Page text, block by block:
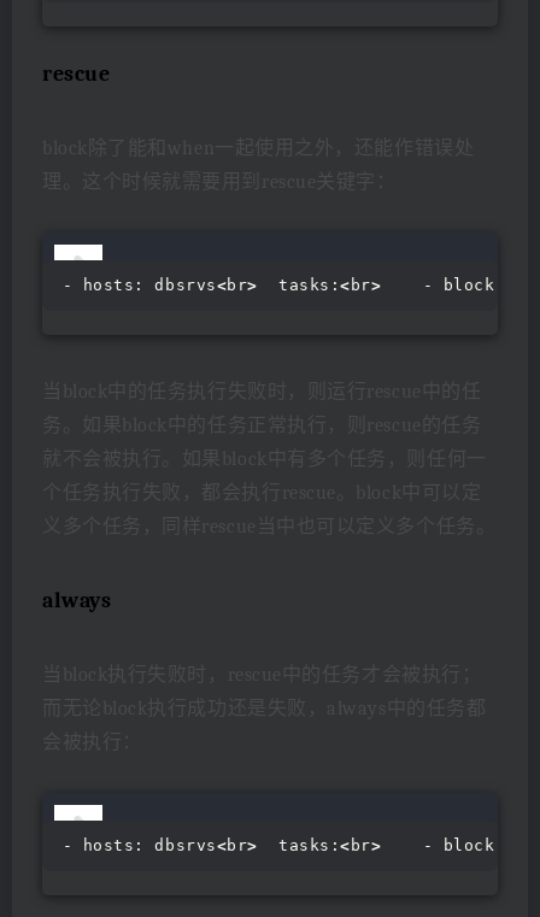
rescue
block除了能和when一起使用之外，还能作错误处
理。这个时候就需要用到rescue关键字：
- hosts: dbsrvs<br>
  tasks:
< br>
    - block:
当block中的任务执行失败时，则运行rescue中的任
务。如果block中的任务正常执行，则rescue的任务
就不会被执行。如果block中有多个任务，则任何一
个任务执行失败，都会执行rescue。block中可以定
义多个任务，同样rescue当中也可以定义多个任务。
always
当block执行失败时，rescue中的任务才会被执行；
而无论block执行成功还是失败，always中的任务都
会被执行：
- hosts: dbsrvs<br>
  tasks:
< br>
    - block: